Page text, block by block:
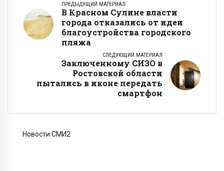
ПРЕДЫДУЩИЙ МАТЕРИАЛ
В Красном Сулине власти
города отказались от идеи
благоустройства городского
пляжа
СЛЕДУЮЩИЙ МАТЕРИАЛ
Заключенному СИЗО в
Ростовской области
пытались в иконе передать
смартфон
Новости СМИ2